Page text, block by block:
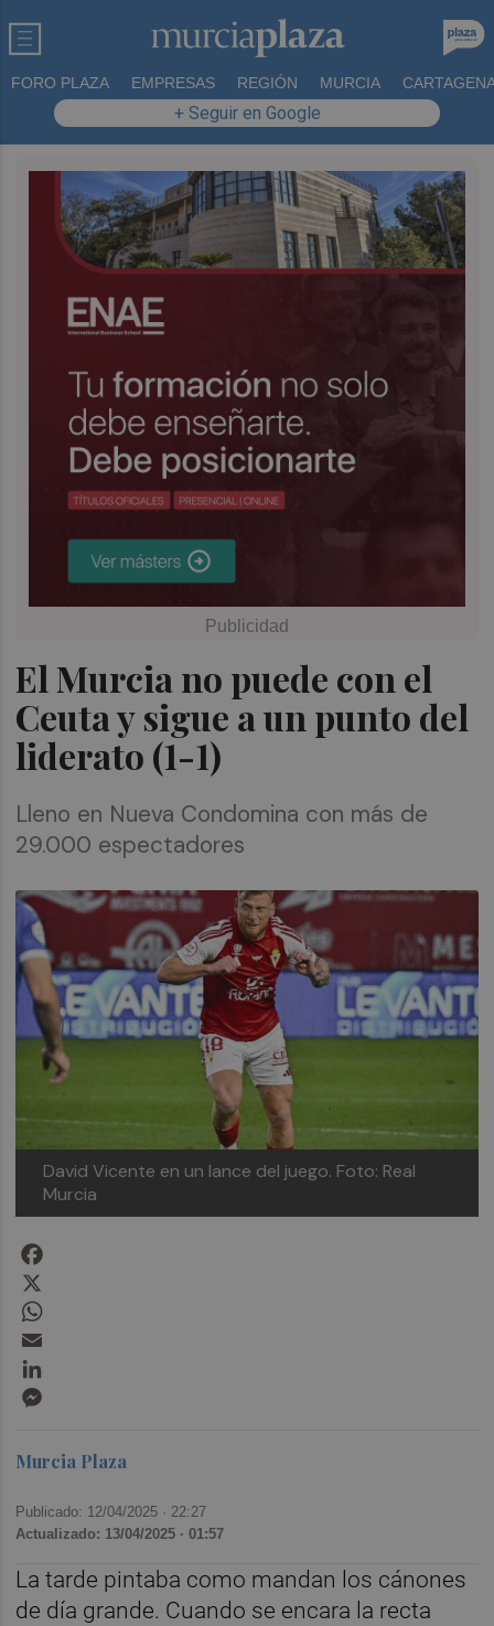
FORO PLAZA EMPRESAS REGIÓN MURCIA
+ Seguir en Google
El Murcia no puede con el
Ceuta y sigue a un punto del
liderato (1-1)
Lleno en Nueva Condomina con más de
29.000 espectadores
David Vicente en un lance del juego. Foto: Real
Murcia
Murcia Plaza
Publicado: 12/04/2025 · 22:27
Actualizado: 13/04/2025 · 01:57
La tarde pintaba como mandan los cánones
de día grande. Cuando se encara la recta